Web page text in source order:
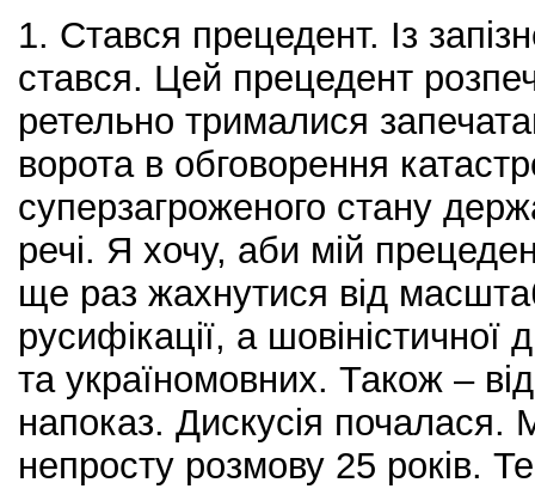
1. Стався прецедент. Із
стався. Цей прецедент
ретельно трималися
ворота в обговорення
суперзагроженого стану
речі. Я хочу, аби мій
ще раз жахнутися від
русифікації, а шовіністичної
та україномовних. Також –
напоказ. Дискусія почалася.
непросту розмову 25 років.